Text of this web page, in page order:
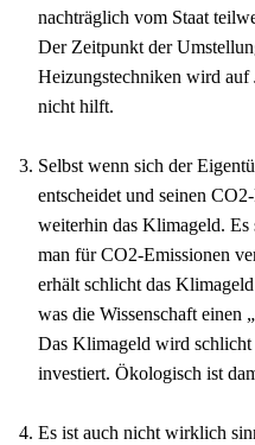
nachträglich vom Staat
Der Zeitpunkt der
Heizungstechniken wird auf
nicht hilft.
Selbst wenn sich der
entscheidet und seinen
weiterhin das Klimageld.
man für CO2-Emissionen
erhält schlicht das
was die Wissenschaft einen
Das Klimageld wird
investiert. Ökologisch ist
Es ist auch nicht wirklich